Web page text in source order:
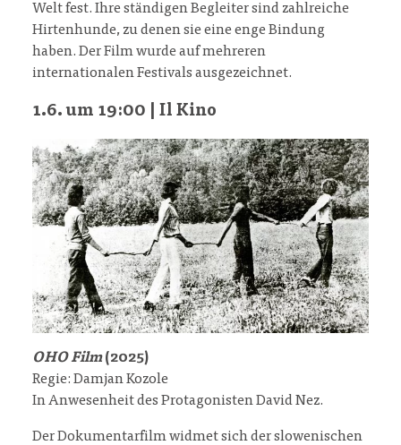
Welt fest. Ihre ständigen Begleiter sind zahlreiche
Hirtenhunde, zu denen sie eine enge Bindung
haben. Der Film wurde auf mehreren
internationalen Festivals ausgezeichnet.
1.6. um 19:00 | Il Kino
OHO Film(2025)
Regie: Damjan Kozole
In Anwesenheit des Protagonisten David Nez.
Der Dokumentarfilm widmet sich der slowenischen